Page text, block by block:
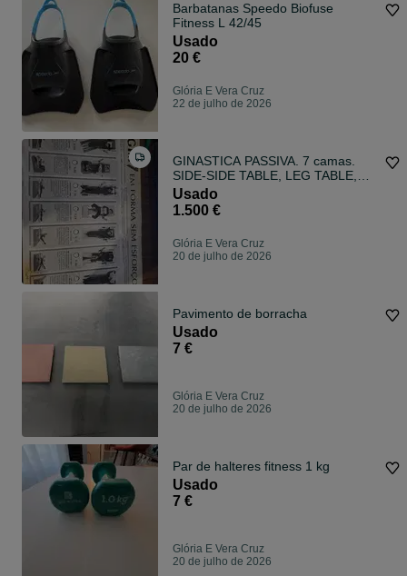
Barbatanas Speedo Biofuse
Fitness L 42/45
Usado
20 €
Glória E Vera Cruz
22 de julho de 2026
GINASTICA PASSIVA. 7 camas.
SIDE-SIDE TABLE, LEG TABLE,
STRETCHING TABLE, STOMACH-
HIP TABLE, SIT UP TABLE,
TWISTER TABLE, CIRCULATOR E
Usado
1.500 €
Glória E Vera Cruz
20 de julho de 2026
Pavimento de borracha
Usado
7 €
Glória E Vera Cruz
20 de julho de 2026
Par de halteres fitness 1 kg
Usado
7 €
Glória E Vera Cruz
20 de julho de 2026